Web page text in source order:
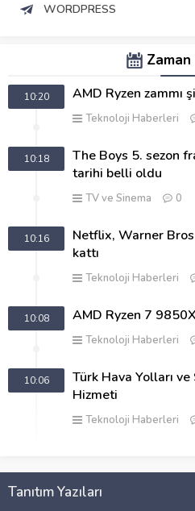
WORDPRESS
10:20 AMD Ryzen zammı
Teknoloji Haberleri
10:18
The Boys 5. sezon
tarihi belli oldu
TV ve Sinema 0
10:16
Netflix, Warner
kattı
Teknoloji Haberleri
10:08 AMD Ryzen 7
Teknoloji Haberleri
10:06
Türk Hava Yolları ve
Hizmeti
Teknoloji Haberleri
Tanıtım Yazıları